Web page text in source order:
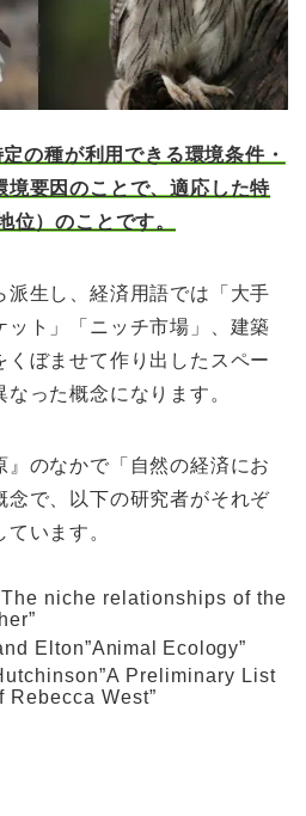
の種が利用できる環境条件・
境要因のことで、適応した特
位）のことです。
派生し、経済用語では「大手
ット」「ニッチ市場」、建築
くぼませて作り出したスペー
った概念になります。
』のなかで「自然の経済にお
念で、以下の研究者がそれぞ
います。
niche relationships of the
Elton”Animal Ecology”
”A Preliminary List
Rebecca West”